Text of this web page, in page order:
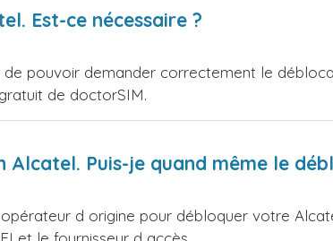
Est-ce nécessaire ?
pouvoir demander correctement le
gratuit de doctorSIM.
Puis-je quand même le
d origine pour débloquer votre